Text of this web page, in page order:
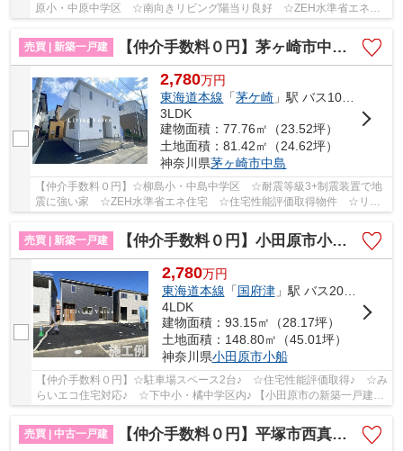
原小・中原中学区 ☆南向きリビング陽当り良好 ☆ZEH水準省エネ住
売買 | 新築一戸建
【仲介手数料０円】茅ヶ崎市中島第15 新築一戸建て
2,780万円
東海道本線 「茅ケ崎 」駅 バス10分 「新田入口（神奈川県）」 停歩3分
3LDK
建物面積：77.76㎡（23.52坪）
土地面積：81.42㎡（24.62坪）
神奈川県茅ヶ崎市中島
【仲介手数料０円】☆柳島小・中島中学区 ☆耐震等級3+制震装置で地
震に強い家 ☆ZEH水準省エネ住宅 ☆住宅性能評価取得物件 ☆リビ
ング14帖以上 ☆収納豊富な間取り ☆コンビニ徒歩圏...
売買 | 新築一戸建
【仲介手数料０円】小田原市小船第14 新築一戸建て 全2棟
2,780万円
東海道本線 「国府津」駅 バス20分 「バス停」 停歩1分
4LDK
建物面積：93.15㎡（28.17坪）
土地面積：148.80㎡（45.01坪）
神奈川県小田原市小船
【仲介手数料０円】☆駐車場スペース2台♪ ☆住宅性能評価取得♪ ☆み
らいエコ住宅対応♪ ☆下中小・橘中学区内♪ 【小田原市の新築一戸建て
のことならリビングボイスにお任せ下さい！】
売買 | 中古一戸建
【仲介手数料０円】平塚市西真土1丁目 中古戸建